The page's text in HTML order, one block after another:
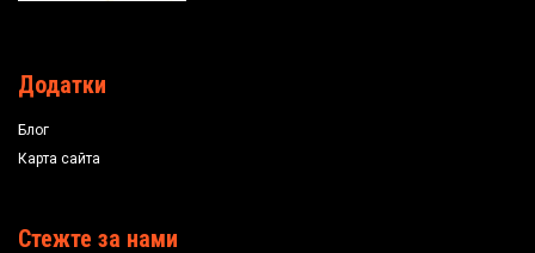
Додатки
Блог
Карта сайта
Стежте за нами